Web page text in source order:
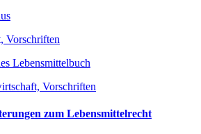
Vorschriften
Lebensmittelbuch
Vorschriften
zum Lebensmittelrecht